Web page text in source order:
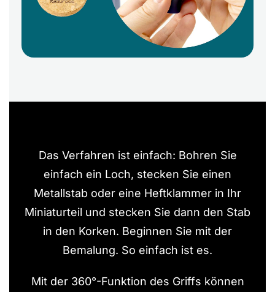
Das Verfahren ist einfach: Bohren Sie
einfach ein Loch, stecken Sie einen
Metallstab oder eine Heftklammer in Ihr
Miniaturteil und stecken Sie dann den Stab
in den Korken. Beginnen Sie mit der
Bemalung. So einfach ist es.
Mit der 360°-Funktion des Griffs können